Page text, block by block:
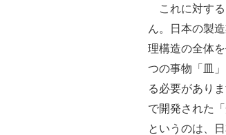
これに対する
ん。日本の製
理構造の全体
つの事物「皿
る必要があり
で開発された
というのは、